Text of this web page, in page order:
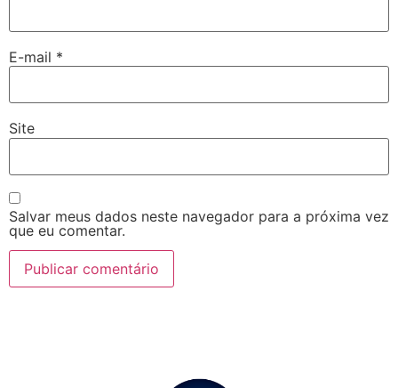
E-mail *
Site
Salvar meus dados neste navegador para a próxima vez
que eu comentar.